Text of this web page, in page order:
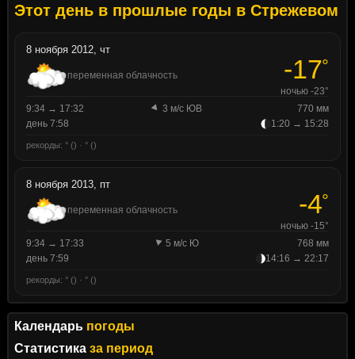
Этот день в прошлые годы в Стрежевом
8 ноября 2012, чт
переменная облачность -17°
ночью -23°
9:34 → 17:32
3 м/с ЮВ
770 мм
день 7:58
1:20 → 15:28
рекорды: ° () · ° ()
8 ноября 2013, пт
переменная облачность -4°
ночью -15°
9:34 → 17:33
5 м/с Ю
768 мм
день 7:59
14:16 → 22:17
рекорды: ° () · ° ()
Календарь погоды
Статистика за период